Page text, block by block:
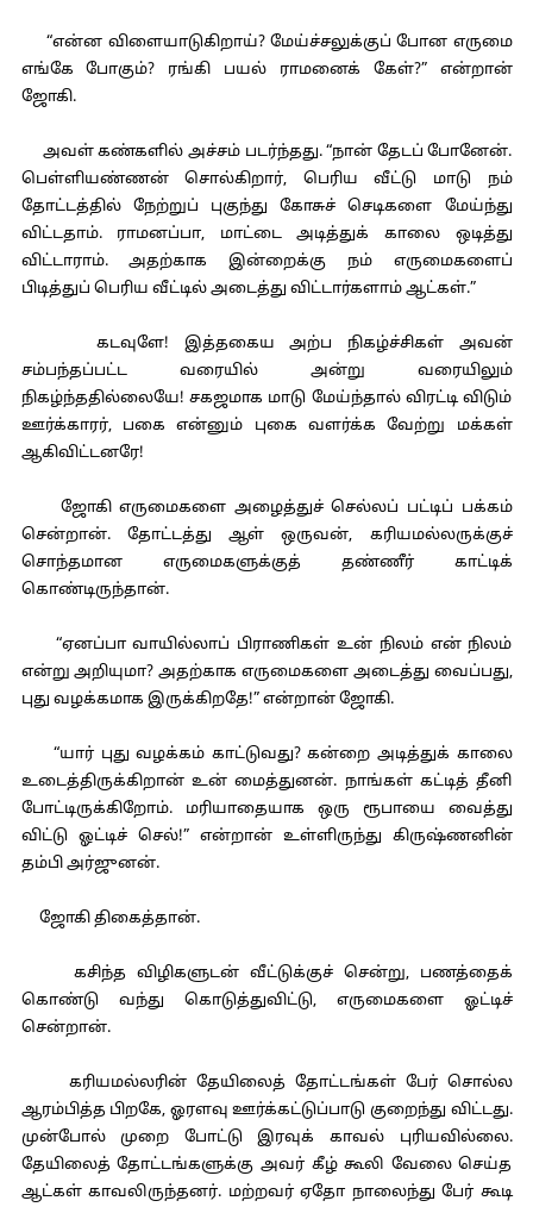
“என்ன விளையாடுகிறாய்? மேய்ச்சலுக்குப் போன எருமை
எங்கே போகும்? ரங்கி பயல் ராமனைக் கேள்?” என்றான்
ஜோகி.
அவள் கண்களில் அச்சம் படர்ந்தது. “நான் தேடப் போனேன்.
பெள்ளியண்ணன் சொல்கிறார், பெரிய வீட்டு மாடு நம்
தோட்டத்தில் நேற்றுப் புகுந்து கோசுச் செடிகளை மேய்ந்து
விட்டதாம். ராமனப்பா, மாட்டை அடித்துக் காலை ஒடித்து
விட்டாராம். அதற்காக இன்றைக்கு நம் எருமைகளைப்
பிடித்துப் பெரிய வீட்டில் அடைத்து விட்டார்களாம் ஆட்கள்.”
கடவுளே! இத்தகைய அற்ப நிகழ்ச்சிகள் அவன்
சம்பந்தப்பட்ட வரையில் அன்று வரையிலும்
நிகழ்ந்ததில்லையே! சகஜமாக மாடு மேய்ந்தால் விரட்டி விடும்
ஊர்க்காரர், பகை என்னும் புகை வளர்க்க வேற்று மக்கள்
ஆகிவிட்டனரே!
ஜோகி எருமைகளை அழைத்துச் செல்லப் பட்டிப் பக்கம்
சென்றான். தோட்டத்து ஆள் ஒருவன், கரியமல்லருக்குச்
சொந்தமான எருமைகளுக்குத் தண்ணீர் காட்டிக்
கொண்டிருந்தான்.
“ஏனப்பா வாயில்லாப் பிராணிகள் உன் நிலம் என் நிலம்
என்று அறியுமா? அதற்காக எருமைகளை அடைத்து வைப்பது,
புது வழக்கமாக இருக்கிறதே!” என்றான் ஜோகி.
“யார் புது வழக்கம் காட்டுவது? கன்றை அடித்துக் காலை
உடைத்திருக்கிறான் உன் மைத்துனன். நாங்கள் கட்டித் தீனி
போட்டிருக்கிறோம். மரியாதையாக ஒரு ரூபாயை வைத்து
விட்டு ஓட்டிச் செல்!” என்றான் உள்ளிருந்து கிருஷ்ணனின்
தம்பி அர்ஜுனன்.
ஜோகி திகைத்தான்.
கசிந்த விழிகளுடன் வீட்டுக்குச் சென்று, பணத்தைக்
கொண்டு வந்து கொடுத்துவிட்டு, எருமைகளை ஓட்டிச்
சென்றான்.
கரியமல்லரின் தேயிலைத் தோட்டங்கள் பேர் சொல்ல
ஆரம்பித்த பிறகே, ஓரளவு ஊர்க்கட்டுப்பாடு குறைந்து விட்டது.
முன்போல் முறை போட்டு இரவுக் காவல் புரியவில்லை.
தேயிலைத் தோட்டங்களுக்கு அவர் கீழ் கூலி வேலை செய்த
ஆட்கள் காவலிருந்தனர். மற்றவர் ஏதோ நாலைந்து பேர் கூடி